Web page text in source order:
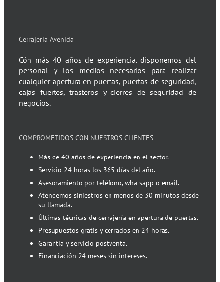
Cerrajería Avenida
Cón más 40 años de experiencia, disponemos del
personal y los medios necesarios para realizar
cualquier apertura en puertas, puertas de seguridad,
cajas fuertes, trasteros y cierres de seguridad de
negocios.
COMPROMETIDOS CON NUESTROS CLIENTES
Más de 40 años de experiencia en el sector.
Servicio 24 horas los 365 días del año.
Asesoramiento por teléfono, whatsapp o email.
Atendemos siniestros en menos de 30 minutos desde
su llamada.
Últimas técnicas de cerrajería en apertura de puertas.
Presupuestos gratis y cerrados en 24 horas.
Garantía y servicio postventa.
Financiación 24 meses sin intereses.